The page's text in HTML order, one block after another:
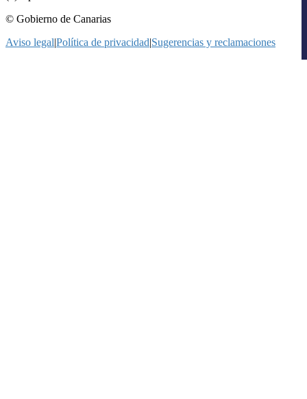
© Gobierno de Canarias
Aviso legal|Política de privacidad|Sugerencias y reclamaciones